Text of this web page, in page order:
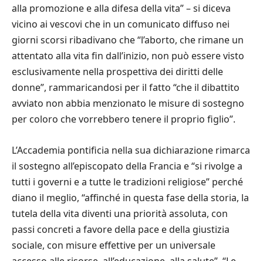
alla promozione e alla difesa della vita” – si diceva
vicino ai vescovi che in un comunicato diffuso nei
giorni scorsi ribadivano che “l’aborto, che rimane un
attentato alla vita fin dall’inizio, non può essere visto
esclusivamente nella prospettiva dei diritti delle
donne”, rammaricandosi per il fatto “che il dibattito
avviato non abbia menzionato le misure di sostegno
per coloro che vorrebbero tenere il proprio figlio”.
L’Accademia pontificia nella sua dichiarazione rimarca
il sostegno all’episcopato della Francia e “si rivolge a
tutti i governi e a tutte le tradizioni religiose” perché
diano il meglio, “affinché in questa fase della storia, la
tutela della vita diventi una priorità assoluta, con
passi concreti a favore della pace e della giustizia
sociale, con misure effettive per un universale